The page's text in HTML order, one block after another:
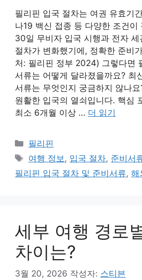
필리핀 입국 절차는 여권 유효기
나19 백신 접종 등 다양한 조건이
30일 무비자 입국 시행과 전자 세
절차가 변화했기에, 정확한 준비
처: 필리핀 정부 2024) 그렇다면
서류는 어떻게 달라졌을까요? 최
서류는 무엇인지 궁금하지 않나
원활한 입국의 열쇠입니다. 핵심
최소 6개월 이상 … 더 읽기
카
테
고
리
필리핀
태
그
여행 정보 , 입국 절차, 준비서
필리핀 입국 절차 및 준비서류, 해
세부 여행 경로
차이는?
3월 20, 2026 작성자: 스티븐